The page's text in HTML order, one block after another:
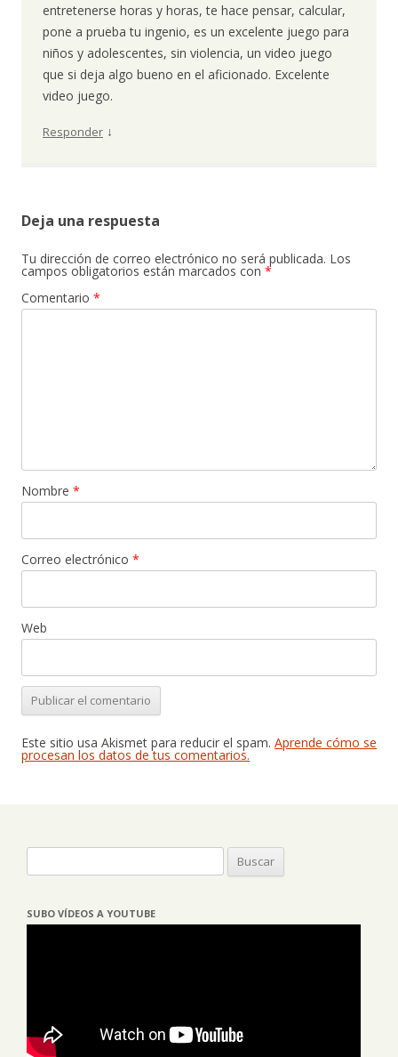
entretenerse horas y horas, te hace pensar, calcular,
pone a prueba tu ingenio, es un excelente juego para
niños y adolescentes, sin violencia, un video juego
que si deja algo bueno en el aficionado. Excelente
video juego.
Responder ↓
Deja una respuesta
Tu dirección de correo electrónico no será publicada. Los
campos obligatorios están marcados con *
Comentario *
Nombre *
Correo electrónico *
Web
Este sitio usa Akismet para reducir el spam. Aprende cómo se
procesan los datos de tus comentarios.
SUBO VÍDEOS A YOUTUBE